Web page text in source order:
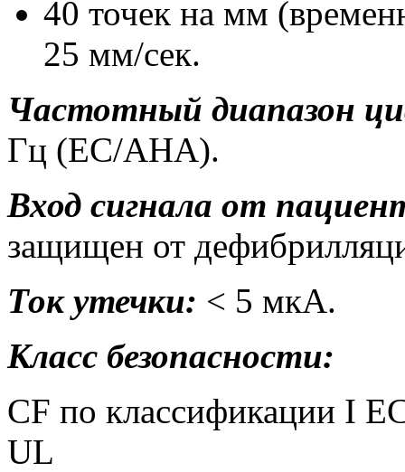
40 точек на мм
25 мм/сек.
Частотный диапазон
Гц (ЕС/АНА).
Вход сигнала от
защищен от
Ток утечки: < 5 мкА.
Класс безопасности:
CF по классификации I
UL